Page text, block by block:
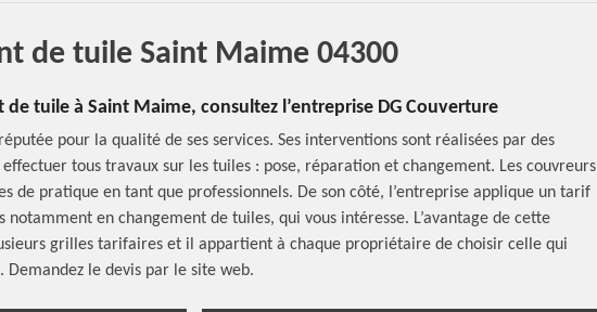
de tuile Saint Maime 04300
tuile à Saint Maime, consultez l’entreprise DG Couverture
pour la qualité de ses services. Ses interventions sont réalisées par des
tous travaux sur les tuiles : pose, réparation et changement. Les couvreurs
de pratique en tant que professionnels. De son côté, l’entreprise applique un tarif
en changement de tuiles, qui vous intéresse. L’avantage de cette
grilles tarifaires et il appartient à chaque propriétaire de choisir celle qui
le devis par le site web.